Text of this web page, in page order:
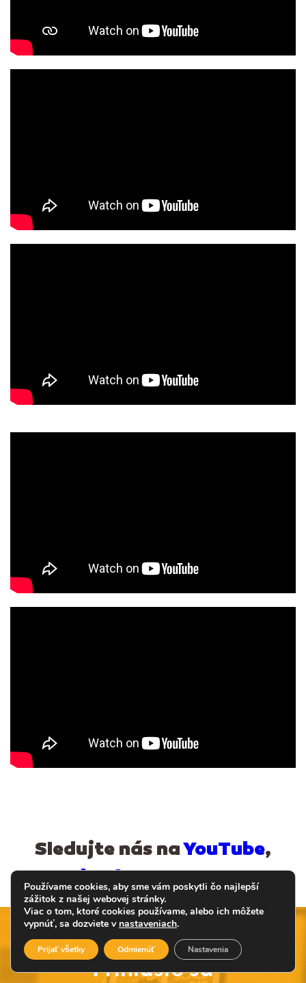
Sledujte nás naYouTube,
Facebooku
Instagrame
Prihláste sa
Používame cookies, aby sme vám poskytli čo najlepší
zážitok z našej webovej stránky.
Viac o tom, ktoré cookies používame, alebo ich môžete
vypnúť, sa dozviete v nastaveniach.
Prijať všetky Odmienúť Nastavenia